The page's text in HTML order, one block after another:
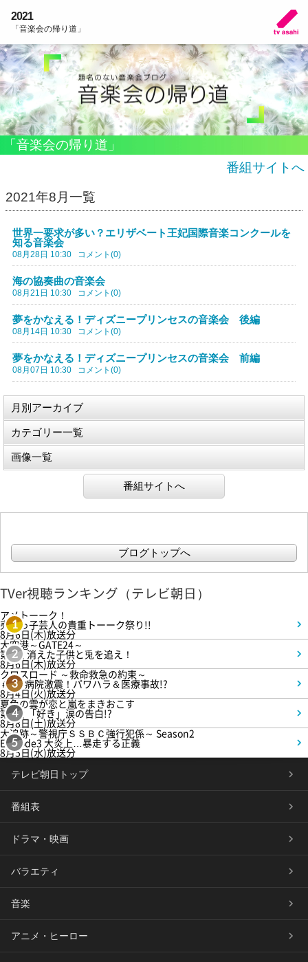
2021
「音楽会の帰り道」
「音楽会の帰り道」
番組サイトへ
2021年8月一覧
世界一要求が多い？エリザベート王妃国際音楽コンクールを
知る音楽会
08月28日 10:30 コメント(0)
海の協奏曲の音楽会
08月21日 10:30 コメント(0)
夢をかなえる！ディズニープリンセスの音楽会 後編
08月14日 10:30 コメント(0)
夢をかなえる！ディズニープリンセスの音楽会 前編
08月07日 10:30 コメント(0)
月別アーカイブ
カテゴリー一覧
画像一覧
番組サイトへ
ブログトップへ
TVer視聴ランキング（テレビ朝日）
1
アメトーーク！
売れっ子芸人の貴重トーーク祭り!!
8月6日(木)放送分
2
大空港～GATE24～
第3話 消えた子供と兎を追え！
8月6日(木)放送分
3
クロスロード ～救命救急の約束～
＃5 病院激震！パワハラ＆医療事故!?
8月4日(火)放送分
4
夏色の雲が恋と嵐をまきおこす
第5話 「好き」涙の告白!?
8月8日(土)放送分
5
大追跡～警視庁ＳＳＢＣ強行犯係～ Season2
Episode3 大炎上…暴走する正義
8月5日(水)放送分
テレビ朝日トップ
番組表
ドラマ・映画
バラエティ
音楽
アニメ・ヒーロー